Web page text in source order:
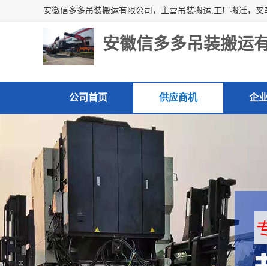
安徽信多多吊装搬运
公司首页 供应商机 企